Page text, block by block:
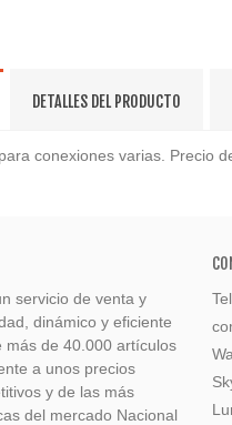
DETALLES DEL PRODUCTO
conexiones varias. Precio
servicio de venta y
dinámico y eficiente
más de 40.000 artículos
a unos precios
y de las más
del mercado Nacional